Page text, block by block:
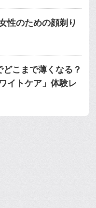
性のための顔剃り
こまで薄くなる？
イトケア」体験レ